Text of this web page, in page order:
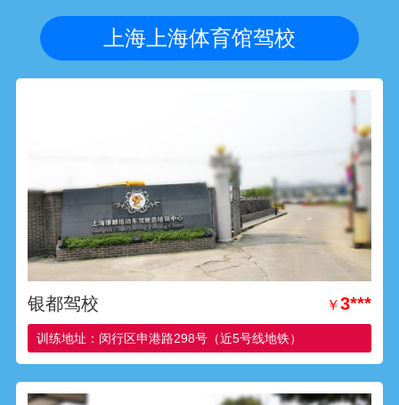
上海上海体育馆驾校
银都驾校 ￥3***
训练地址：闵行区申港路298号（近5号线地铁）